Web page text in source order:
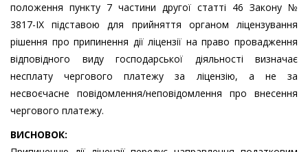
положення пункту 7 частини другої статті 46 Закону №
3817-IX підставою для прийняття органом ліцензування
рішення про припинення дії ліцензії на право провадження
відповідного виду господарської діяльності визначає
несплату чергового платежу за ліцензію, а не за
несвоєчасне повідомлення/неповідомлення про внесення
чергового платежу.
ВИСНОВОК: